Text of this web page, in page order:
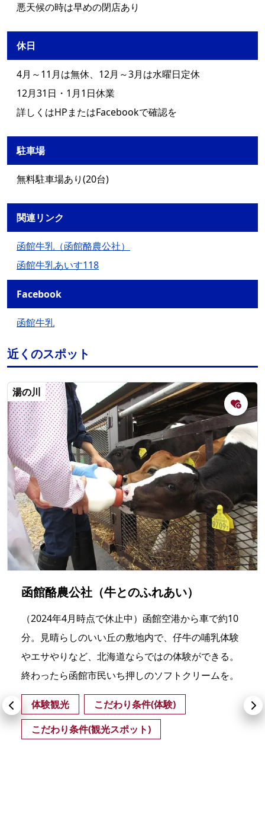
悪天候の時は早めの閉店あり
休日
4月～11月は無休、12月～3月は水曜日定休
12月31日・1月1日休業
詳しくはHPまたはFacebookで確認を
駐車場
無料駐車場あり(20台)
関連リンク
函館牛乳（函館酪農公社）
函館牛乳あいす118
Facebook
函館牛乳
近くのスポット
湯の川
函館酪農公社（牛とのふれあい）
（2024年4月時点で休止中）函館空港から車で約10
分。見晴らしのいい丘の敷地内で、仔牛の哺乳体験
やエサやりなど、北海道ならではの体験ができる。
終わったら函館市民いち押しのソフトクリームを。
体験観光
こだわり条件(体験)
こだわり条件(観光スポット)